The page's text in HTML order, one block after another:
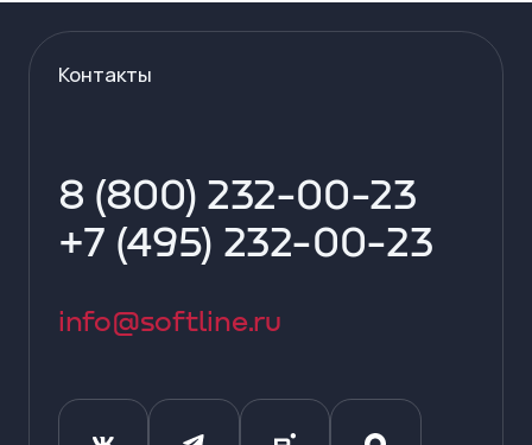
Контакты
8 (800) 232-00-23
+7 (495) 232-00-23
info@softline.ru